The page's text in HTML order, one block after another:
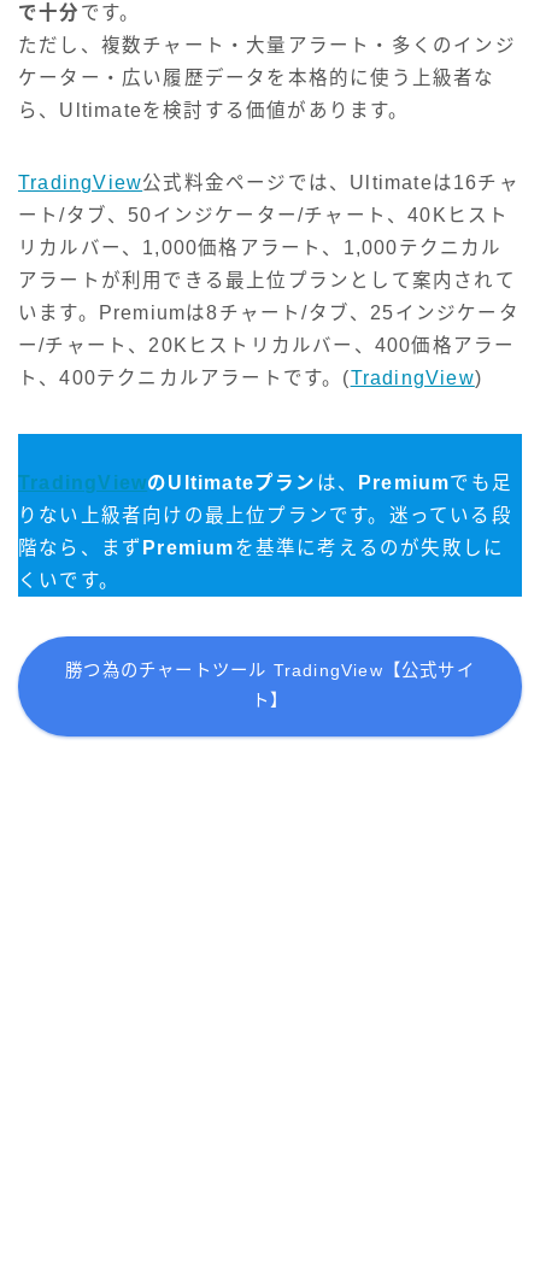
で十分 です。
ただし、複数チャート・大量アラート・多くのインジ
ケーター・広い履歴データを本格的に使う上級者な
ら、Ultimateを検討する価値があります。
TradingView公式料金ページでは、Ultimateは16チャ
ート/タブ、50インジケーター/チャート、40Kヒスト
リカルバー、1,000価格アラート、1,000テクニカル
アラートが利用できる最上位プランとして案内されて
います。Premiumは8チャート/タブ、25インジケータ
ー/チャート、20Kヒストリカルバー、400価格アラー
ト、400テクニカルアラートです。(TradingView)
TradingViewのUltimateプラン は、 Premiumでも足
りない上級者向けの最上位プランです。迷っている段
階なら、まず Premiumを基準に考えるのが失敗しに
くいです。
勝つ為のチャートツール TradingView【公式サイ
ト】